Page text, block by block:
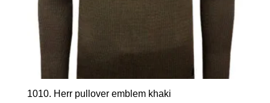
1010. Herr pullover emblem khaki